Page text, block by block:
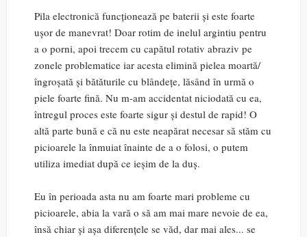
Pila electronică funcționează pe baterii și este foarte
ușor de manevrat! Doar rotim de inelul argintiu pentru
a o porni, apoi trecem cu capătul rotativ abraziv pe
zonele problematice iar acesta elimină pielea moartă/
îngroșată și bătăturile cu blândețe, lăsând în urmă o
piele foarte fină. Nu m-am accidentat niciodată cu ea,
întregul proces este foarte sigur și destul de rapid! O
altă parte bună e că nu este neapărat necesar să stăm cu
picioarele la înmuiat înainte de a o folosi, o putem
utiliza imediat după ce ieșim de la duș.
Eu în perioada asta nu am foarte mari probleme cu
picioarele, abia la vară o să am mai mare nevoie de ea,
însă chiar și așa diferențele se văd, dar mai ales... se